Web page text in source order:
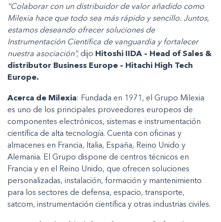
“Colaborar con un distribuidor de valor añadido como
Milexia hace que todo sea más rápido y sencillo. Juntos,
estamos deseando ofrecer soluciones de
Instrumentación Científica de vanguardia y fortalecer
nuestra asociación”, dijo Hitoshi IIDA – Head of Sales &
distributor Business Europe – Hitachi High Tech
Europe.
Acerca de Milexia: Fundada en 1971, el Grupo Milexia
es uno de los principales proveedores europeos de
componentes electrónicos, sistemas e instrumentación
científica de alta tecnología. Cuenta con oficinas y
almacenes en Francia, Italia, España, Reino Unido y
Alemania. El Grupo dispone de centros técnicos en
Francia y en el Reino Unido, que ofrecen soluciones
personalizadas, instalación, formación y mantenimiento
para los sectores de defensa, espacio, transporte,
satcom, instrumentación científica y otras industrias civiles.